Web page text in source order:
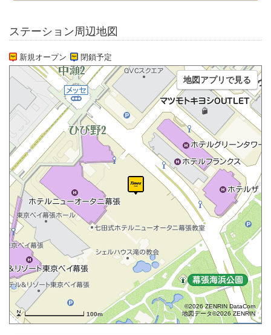
ステーション周辺地図
新規オープン 閉鎖予定
100m
©2026 ZENRIN DataCom
地図データ©2026 ZENRIN
地図アプリで見る